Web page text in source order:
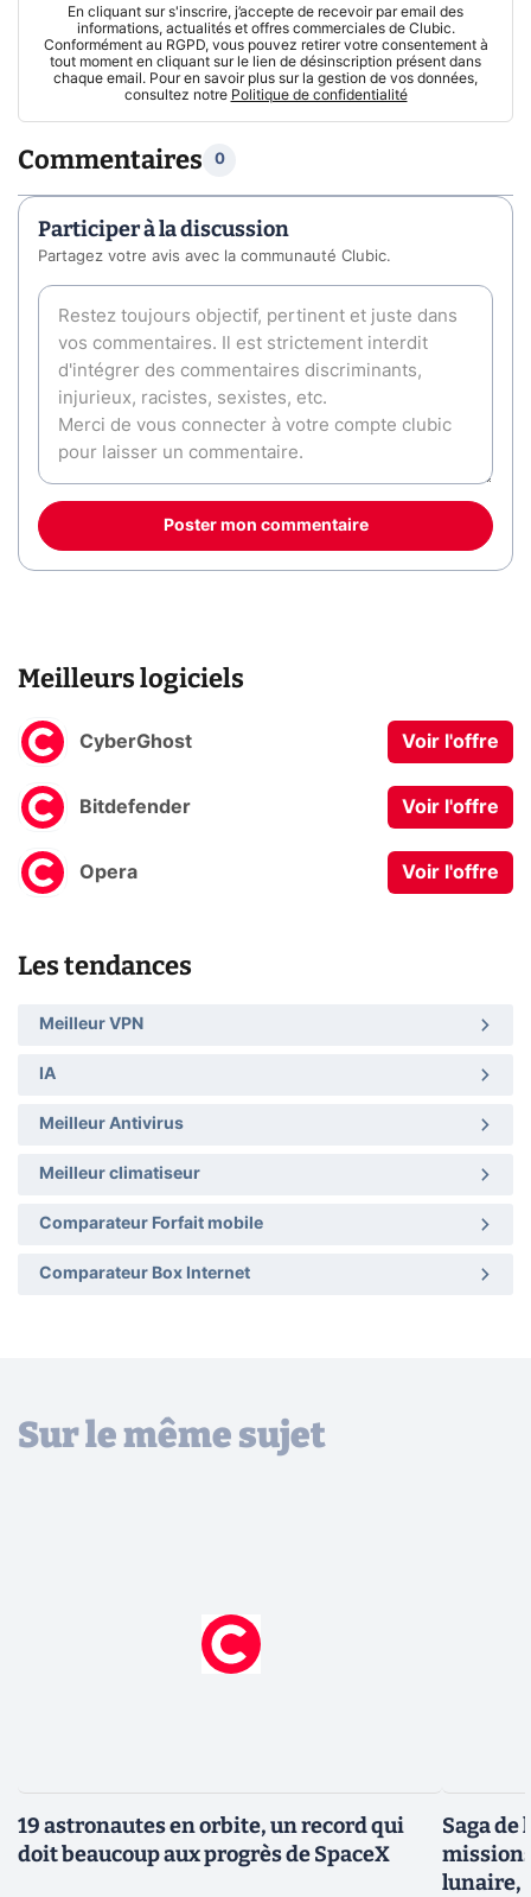
En cliquant sur s'inscrire, j’accepte de recevoir par email des
informations, actualités et offres commerciales de Clubic.
Conformément au RGPD, vous pouvez retirer votre consentement à
tout moment en cliquant sur le lien de désinscription présent dans
chaque email. Pour en savoir plus sur la gestion de vos données,
consultez notre Politique de confidentialité
Commentaires 0
Participer à la discussion
Partagez votre avis avec la communauté Clubic.
Poster mon commentaire
Meilleurs logiciels
CyberGhost Voir l'offre
Bitdefender Voir l'offre
Opera Voir l'offre
Les tendances
Meilleur VPN
IA
Meilleur Antivirus
Meilleur climatiseur
Comparateur Forfait mobile
Comparateur Box Internet
Sur le même sujet
19 astronautes en orbite, un record qui
doit beaucoup aux progrès de SpaceX
Saga de
lunaire,